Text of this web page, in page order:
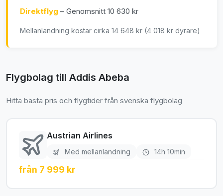
Direktflyg – Genomsnitt 10 630 kr
Mellanlandning kostar cirka 14 648 kr (4 018 kr dyrare)
Flygbolag till Addis Abeba
Hitta bästa pris och flygtider från svenska flygbolag
Austrian Airlines
Med mellanlandning 14h 10min
från 7 999 kr